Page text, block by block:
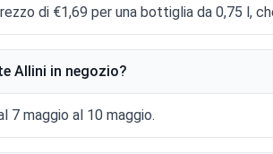
di €1,69 per una bottiglia da 0,75 l,
Allini in negozio?
7 maggio al 10 maggio.